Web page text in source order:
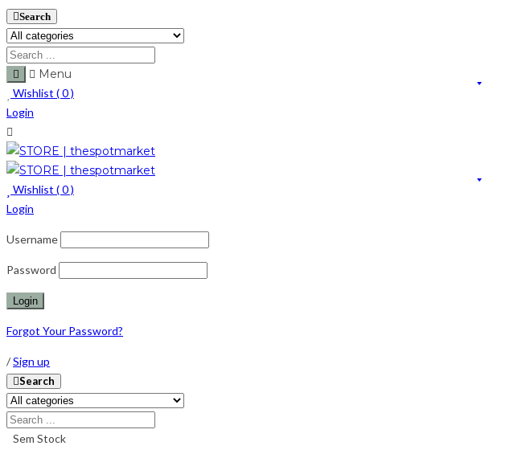
Search
Menu
Wishlist (0)
Login
Wishlist (0)
Login
Username
Password
Forgot Your Password?
/Sign up
Search
Sem Stock